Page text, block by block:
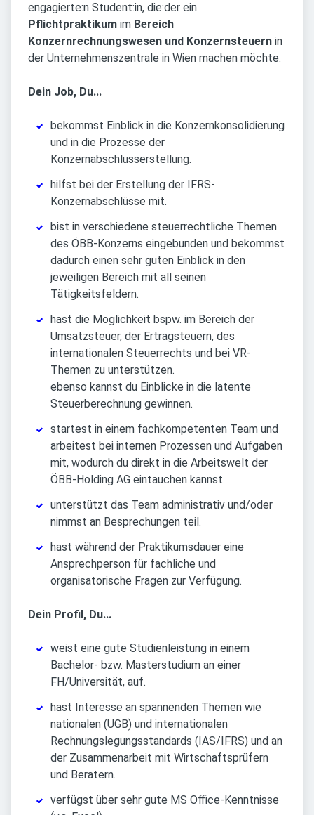
engagierte:n Student:in, die:der ein
Pflichtpraktikum im Bereich
Konzernrechnungswesen und Konzernsteuern in
der Unternehmenszentrale in Wien machen möchte.
Dein Job, Du...
bekommst Einblick in die Konzernkonsolidierung
und in die Prozesse der
Konzernabschlusserstellung.
hilfst bei der Erstellung der IFRS-
Konzernabschlüsse mit.
bist in verschiedene steuerrechtliche Themen
des ÖBB-Konzerns eingebunden und bekommst
dadurch einen sehr guten Einblick in den
jeweiligen Bereich mit all seinen
Tätigkeitsfeldern.
hast die Möglichkeit bspw. im Bereich der
Umsatzsteuer, der Ertragsteuern, des
internationalen Steuerrechts und bei VR-
Themen zu unterstützen.
ebenso kannst du Einblicke in die latente
Steuerberechnung gewinnen.
startest in einem fachkompetenten Team und
arbeitest bei internen Prozessen und Aufgaben
mit, wodurch du direkt in die Arbeitswelt der
ÖBB-Holding AG eintauchen kannst.
unterstützt das Team administrativ und/oder
nimmst an Besprechungen teil.
hast während der Praktikumsdauer eine
Ansprechperson für fachliche und
organisatorische Fragen zur Verfügung.
Dein Profil, Du...
weist eine gute Studienleistung in einem
Bachelor- bzw. Masterstudium an einer
FH/Universität, auf.
hast Interesse an spannenden Themen wie
nationalen (UGB) und internationalen
Rechnungslegungsstandards (IAS/IFRS) und an
der Zusammenarbeit mit Wirtschaftsprüfern
und Beratern.
verfügst über sehr gute MS Office-Kenntnisse